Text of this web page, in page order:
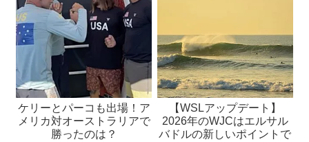
ケリーとパーコも出場！ア
メリカ対オーストラリアで
勝ったのは？
【WSLアップデート】
2026年のWJCはエルサル
バドルの新しいポイントで